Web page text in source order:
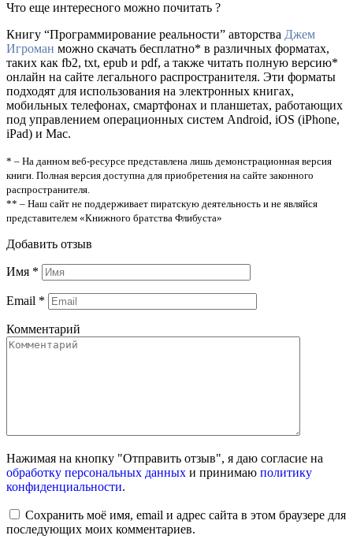
Что еще интересного можно почитать ?
Книгу “Программирование реальности” авторства Джем
Игроман можно скачать бесплатно* в различных форматах,
таких как fb2, txt, epub и pdf, а также читать полную версию*
онлайн на сайте легального распространителя. Эти форматы
подходят для использования на электронных книгах,
мобильных телефонах, смартфонах и планшетах, работающих
под управлением операционных систем Android, iOS (iPhone,
iPad) и Mac.
* – На данном веб-ресурсе представлена лишь демонстрационная версия
книги. Полная версия доступна для приобретения на сайте законного
распространителя.
** – Наш сайт не поддерживает пиратскую деятельность и не являйся
представителем «Книжного братства Флибуста»
Добавить отзыв
Имя *
Email *
Комментарий
Нажимая на кнопку "Отправить отзыв", я даю согласие на
обработку персональных данных и принимаю политику
конфиденциальности.
Сохранить моё имя, email и адрес сайта в этом браузере для
последующих моих комментариев.